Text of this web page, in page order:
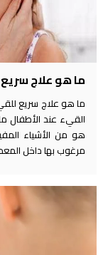
ما هو علاج
ما هو علاج سريع
القيء عند الأطفال
هو من الأشياء
مرغوب بها داخل